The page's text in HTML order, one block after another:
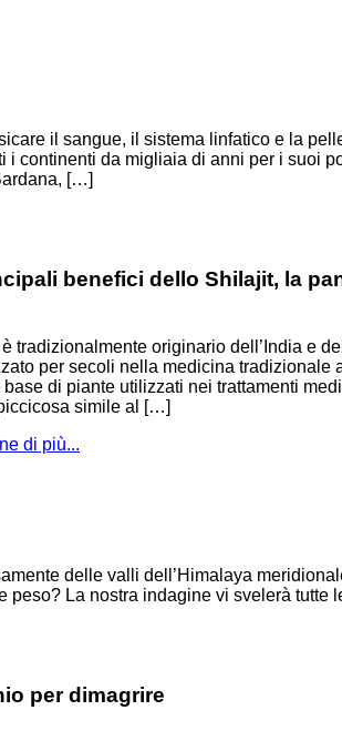
il sangue, il sistema linfatico e la
i continenti da migliaia di anni per i suoi
[…]
benefici dello Shilajit, la
tradizionalmente originario dell’India e
per secoli nella medicina tradizionale
base di piante utilizzati nei trattamenti
simile al […]
di più...
delle valli dell’Himalaya
La nostra indagine vi svelerà tutte
per dimagrire